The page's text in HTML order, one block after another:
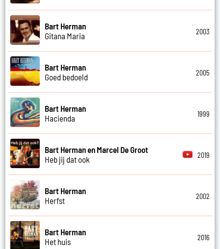
Bart Herman
Gitana Maria
2003
Bart Herman
Goed bedoeld
2005
Bart Herman
Hacienda
1999
Bart Herman en Marcel De Groot
Heb jij dat ook
2019
Bart Herman
Herfst
2002
Bart Herman
Het huis
2016